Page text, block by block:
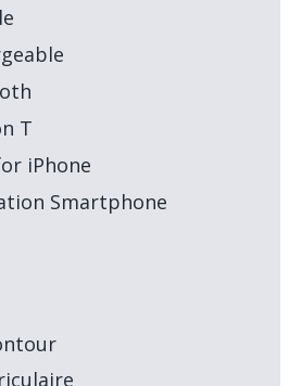
T
iPhone
Smartphone